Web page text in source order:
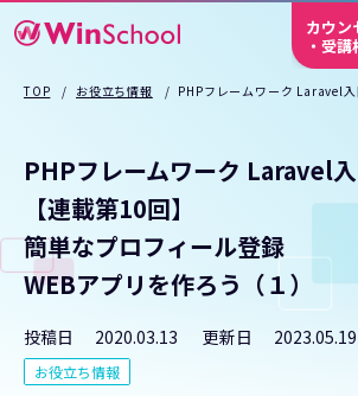
カウン
・受
TOP お役立ち情報 PHPフレームワーク Laravel
PHPフレームワーク Laravel
【連載第10回】
簡単なプロフィール登録
WEBアプリを作ろう（１）
投稿日 2020.03.13 更新日 2023.05.19
お役立ち情報